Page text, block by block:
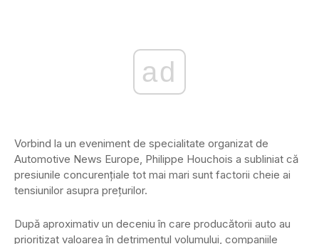
ad
Vorbind la un eveniment de specialitate organizat de
Automotive News Europe, Philippe Houchois a subliniat că
presiunile concurențiale tot mai mari sunt factorii cheie ai
tensiunilor asupra prețurilor.
După aproximativ un deceniu în care producătorii auto au
prioritizat valoarea în detrimentul volumului, companiile